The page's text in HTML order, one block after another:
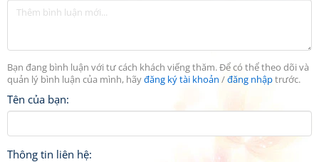
Bạn đang bình luận với tư cách khách viếng thăm. Để có thể theo dõi và
quản lý bình luận của mình, hãyđăng ký tài khoản /đăng nhậptrước.
Tên của bạn:
Thông tin liên hệ: